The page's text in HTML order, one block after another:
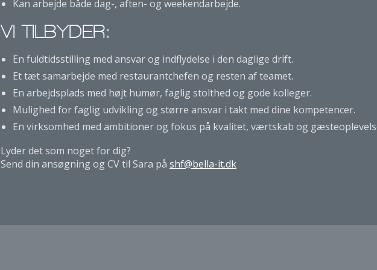
Kan arbejde både dag-, aften- og weekendarbejde.
VI TILBYDER:
En fuldtidsstilling med ansvar og indflydelse i den daglige drift.
Et tæt samarbejde med restaurantchefen og resten af teamet.
En arbejdsplads med højt humør, faglig stolthed og gode kolleger.
Mulighed for faglig udvikling og større ansvar i takt med dine kompetencer.
En virksomhed med ambitioner og fokus på kvalitet, værtskab og
Lyder det som noget for dig?
Send din ansøgning og CV til Sara på shf@bella-it.dk